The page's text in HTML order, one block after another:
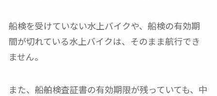
船検を受けていない水上バイクや、船検の有効期
間が切れている水上バイクは、そのまま航行でき
ません。
また、船舶検査証書の有効期限が残っていても、中